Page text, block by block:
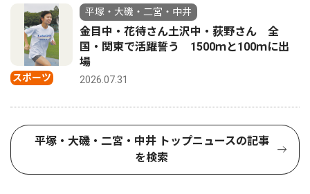
スポーツ
平塚・大磯・二宮・中井
金目中・花待さん土沢中・荻野さん 全
国・関東で活躍誓う 1500ｍと100ｍに出
場
2026.07.31
平塚・大磯・二宮・中井 トップニュースの記事
を検索